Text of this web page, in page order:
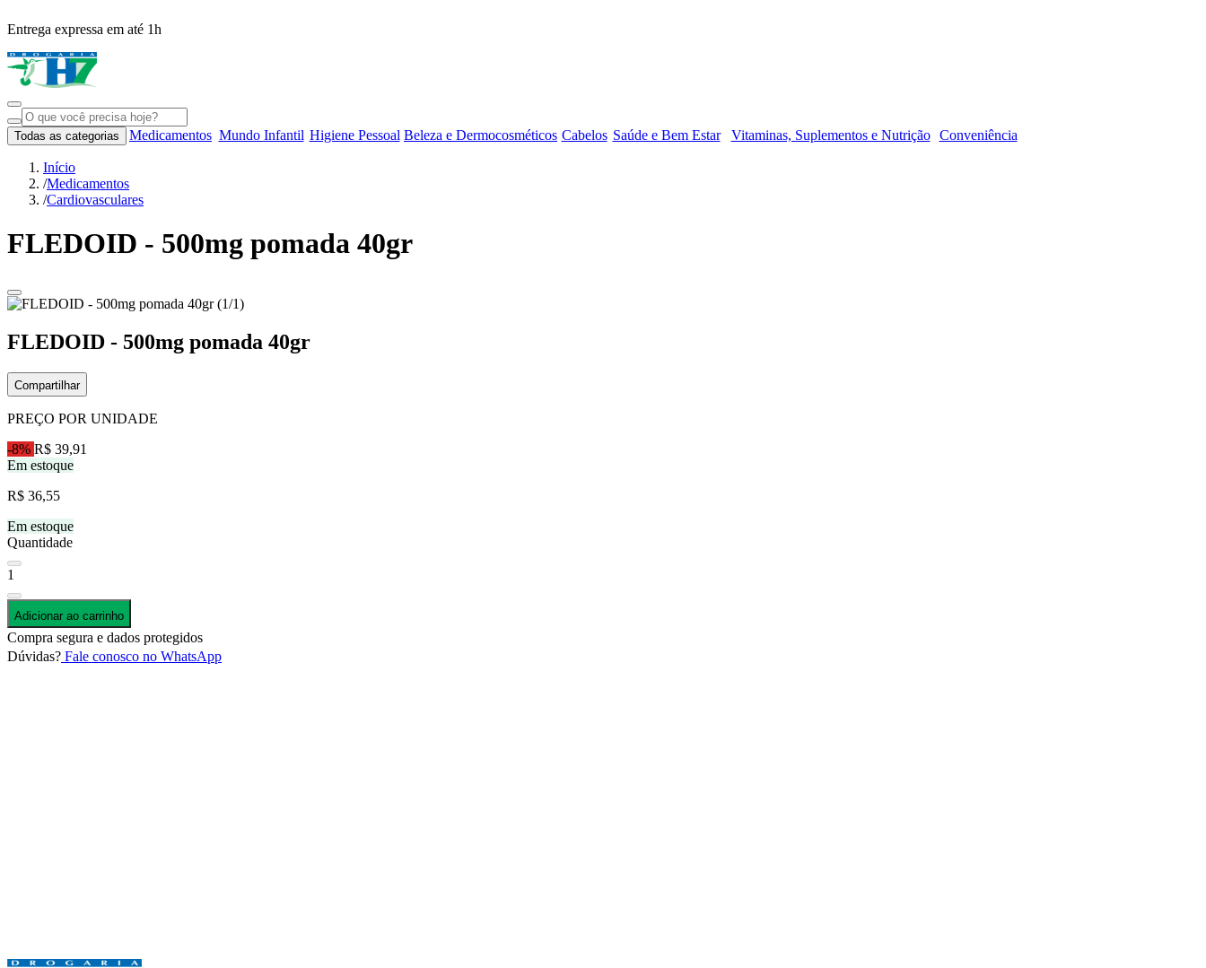
Entrega expressa em até 1h
Todas as categorias Medicamentos Mundo Infantil Higiene Pessoal Beleza e Dermocosméticos Cabelos Saúde e Bem Estar Vitaminas, Suplementos e Nutrição Conveniência
Início
/Medicamentos
/Cardiovasculares
FLEDOID - 500mg pomada 40gr
FLEDOID - 500mg pomada 40gr
Compartilhar
PREÇO POR UNIDADE
-8% R$ 39,91
Em estoque
R$ 36,55
Em estoque
Quantidade
1
Adicionar ao carrinho
Compra segura e dados protegidos
Dúvidas? Fale conosco no WhatsApp